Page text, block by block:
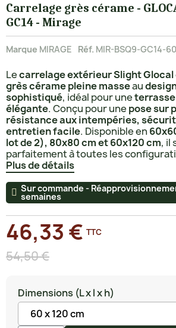
Carrelage grès cérame -
GC14 - Mirage
Marque MIRAGE Réf. MIR-BSQ9-GC14-
Lecarrelage extérieur Slight Glocal
grès cérame pleine masseau
sophistiqué, idéal pour une
élégante. Conçu pour une pose sur
résistance aux intempéries,
entretien facile. Disponible en
lot de 2), 80x80 cm et 60x120 cm, il
parfaitement à toutes les
Plus de détails
Sur commande -
semaines
54,50 €
46,33 € TTC
Dimensions (L x l x h)